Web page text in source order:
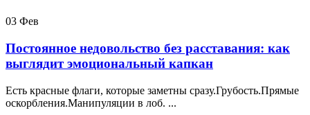
03 Фев
Постоянное недовольство без расставания: как
выглядит эмоциональный капкан
Есть красные флаги, которые заметны сразу.Грубость.Прямые
оскорбления.Манипуляции в лоб. ...